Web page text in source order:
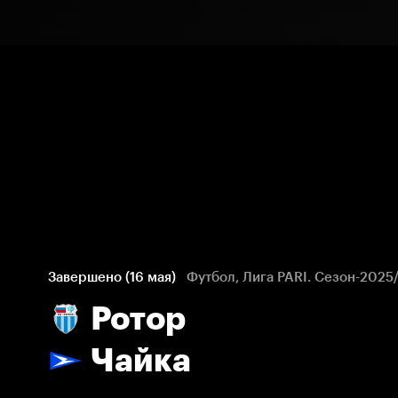
Завершено (16 мая) Футбол, Лига PARI. Сезон-
Ротор
Чайка